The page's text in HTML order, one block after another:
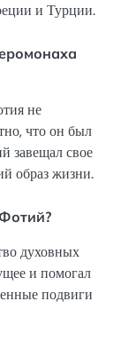
и Турции.
не
что он был
завещал свое
образ жизни.
духовных
и помогал
подвиги